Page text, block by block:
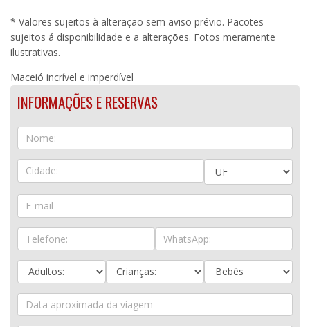
* Valores sujeitos à alteração sem aviso prévio. Pacotes
sujeitos á disponibilidade e a alterações. Fotos meramente
ilustrativas.
Maceió incrível e imperdível
INFORMAÇÕES E RESERVAS